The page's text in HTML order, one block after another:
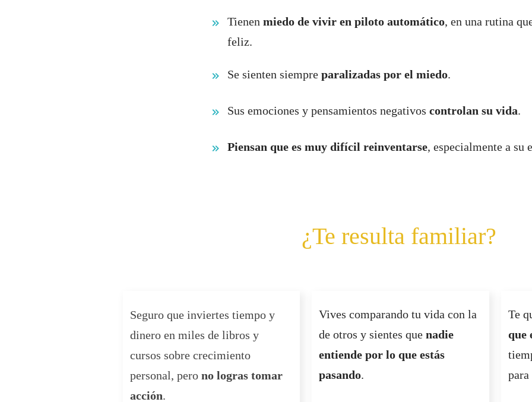
Tienen miedo de vivir en piloto automático, en una rutina
feliz.
Se sienten siempre paralizadas por el miedo.
Sus emociones y pensamientos negativos controlan su vida.
Piensan que es muy difícil reinventarse, especialmente a su
¿Te resulta familiar?
Seguro que inviertes tiempo y
dinero en miles de libros y
cursos sobre crecimiento
personal, perono logras tomar
acción.
Vives comparando tu vida con la
de otros y sientes quenadie
entiende por lo que estás
pasando.
Te
que